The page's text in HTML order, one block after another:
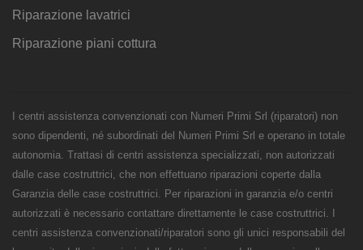
Riparazione lavatrici
Riparazione piani cottura
I centri assistenza convenzionati con Numeri Primi Srl (riparatori) non
sono dipendenti, né subordinati del Numeri Primi Srl e operano in totale
autonomia. Trattasi di centri assistenza specializzati, non autorizzati
dalle case costruttrici, che non effettuano riparazioni coperte dalla
Garanzia delle case costruttrici. Per riparazioni in garanzia e/o centri
autorizzati è necessario contattare direttamente le case costruttrici. I
centri assistenza convenzionati/riparatori sono gli unici responsabili del